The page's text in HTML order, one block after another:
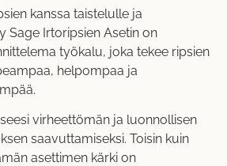
kanssa taistelulle ja
Sage Irtoripsien Asetin on
työkalu, joka tekee ripsien
helpompaa ja
virheettömän ja luonnollisen
saavuttamiseksi. Toisin kuin
asettimen kärki on